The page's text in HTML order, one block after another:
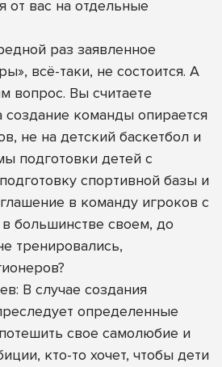
от вас на отдельные
раз заявленное
всё-таки, не состоится. А
вопрос. Вы считаете
команды опирается
не на детский баскетбол и
подготовки детей с
спортивной базы и
в команду игроков с
в большинстве своем, до
тренировались,
В случае создания
определенные
свое самолюбие и
кто-то хочет, чтобы дети